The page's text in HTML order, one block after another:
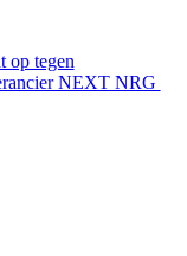
NEXT NRG